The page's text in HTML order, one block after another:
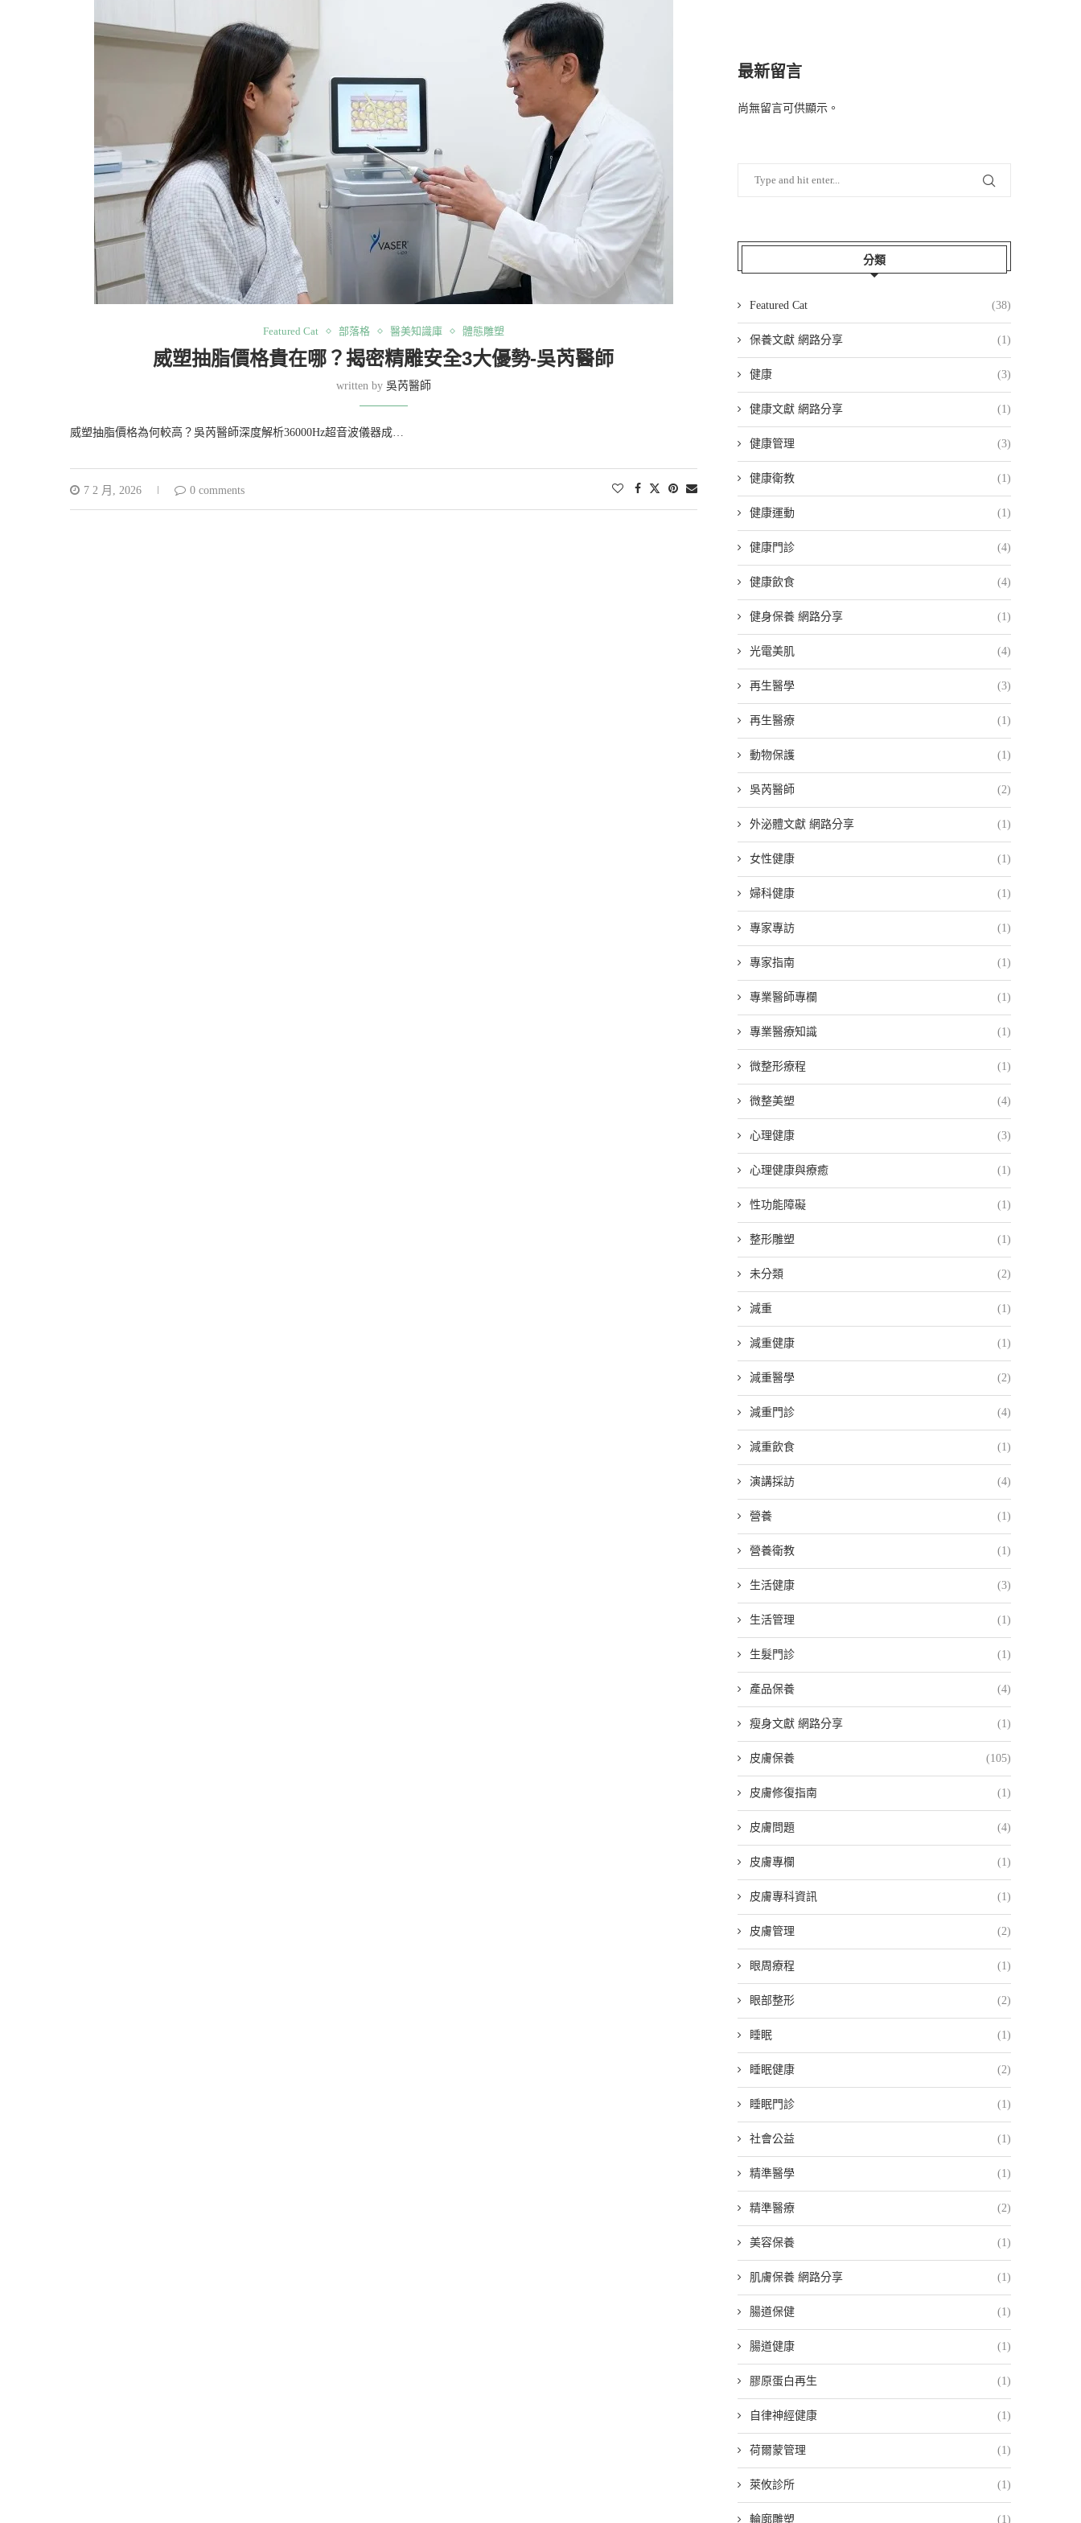
Featured Cat 部落格 醫美知識庫 體態雕塑
威塑抽脂價格貴在哪？揭密精雕安全3大優勢-吳芮醫師
written by 吳芮醫師
威塑抽脂價格為何較高？吳芮醫師深度解析36000Hz超音波儀器成…
7 2 月, 2026 0 comments
最新留言
尚無留言可供顯示。
分類
Featured Cat (38)
保養文獻 網路分享 (1)
健康 (3)
健康文獻 網路分享 (1)
健康管理 (3)
健康衛教 (1)
健康運動 (1)
健康門診 (4)
健康飲食 (4)
健身保養 網路分享 (1)
光電美肌 (4)
再生醫學 (3)
再生醫療 (1)
動物保護 (1)
吳芮醫師 (2)
外泌體文獻 網路分享 (1)
女性健康 (1)
婦科健康 (1)
專家專訪 (1)
專家指南 (1)
專業醫師專欄 (1)
專業醫療知識 (1)
微整形療程 (1)
微整美塑 (4)
心理健康 (3)
心理健康與療癒 (1)
性功能障礙 (1)
整形雕塑 (1)
未分類 (2)
減重 (1)
減重健康 (1)
減重醫學 (2)
減重門診 (4)
減重飲食 (1)
演講採訪 (4)
營養 (1)
營養衛教 (1)
生活健康 (3)
生活管理 (1)
生髮門診 (1)
產品保養 (4)
瘦身文獻 網路分享 (1)
皮膚保養 (105)
皮膚修復指南 (1)
皮膚問題 (4)
皮膚專欄 (1)
皮膚專科資訊 (1)
皮膚管理 (2)
眼周療程 (1)
眼部整形 (2)
睡眠 (1)
睡眠健康 (2)
睡眠門診 (1)
社會公益 (1)
精準醫學 (1)
精準醫療 (2)
美容保養 (1)
肌膚保養 網路分享 (1)
腸道保健 (1)
腸道健康 (1)
膠原蛋白再生 (1)
自律神經健康 (1)
荷爾蒙管理 (1)
萊攸診所 (1)
輪廓雕塑 (1)